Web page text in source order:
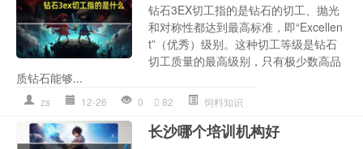
钻石3EX切工指的是钻石的切工、抛光
和对称性都达到最高标准，即“Excellen
t”（优秀）级别。这种切工等级是钻石
切工质量的最高级别，只有极少数高品
质钻石能够...
zs 12-26 0 82 饲料知识
长沙哪个培训机构好